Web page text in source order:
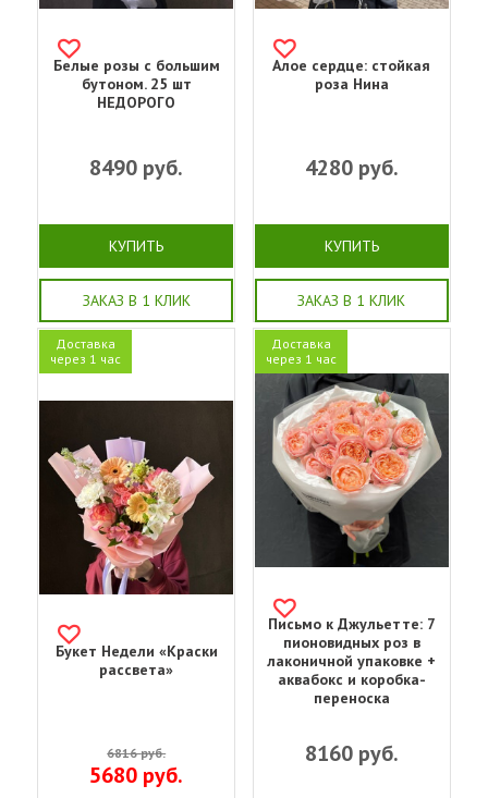
Белые розы с большим
бутоном. 25 шт
НЕДОРОГО
8490 руб.
КУПИТЬ
ЗАКАЗ В 1 КЛИК
Алое сердце: стойкая
роза Нина
4280руб.
КУПИТЬ
ЗАКАЗ В 1 КЛИК
Доставка
через 1 час
Букет Недели «Краски
рассвета»
6816руб.
5680 руб.
Доставка
через 1 час
Письмо к Джульетте: 7
пионовидных роз в
лаконичной упаковке +
аквабокс и коробка-
переноска
8160руб.